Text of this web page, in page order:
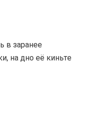
в заранее
на дно её киньте